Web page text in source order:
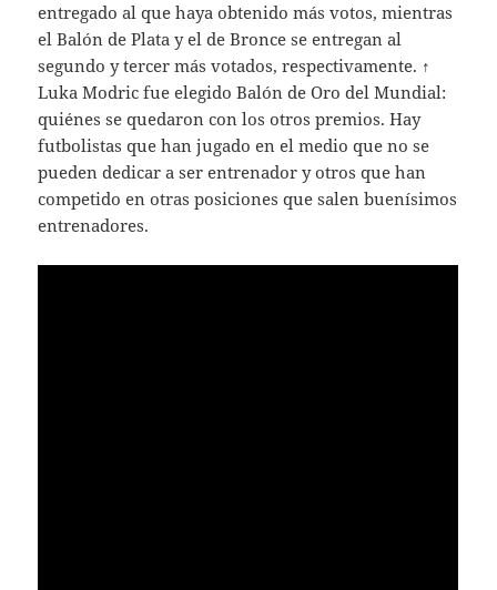
entregado al que haya obtenido más votos, mientras
el Balón de Plata y el de Bronce se entregan al
segundo y tercer más votados, respectivamente. ↑
Luka Modric fue elegido Balón de Oro del Mundial:
quiénes se quedaron con los otros premios. Hay
futbolistas que han jugado en el medio que no se
pueden dedicar a ser entrenador y otros que han
competido en otras posiciones que salen buenísimos
entrenadores.